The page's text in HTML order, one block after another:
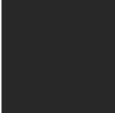
зависимости от версии системы